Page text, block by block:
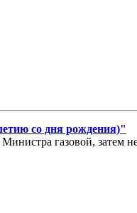
со дня рождения)"
Министра газовой,